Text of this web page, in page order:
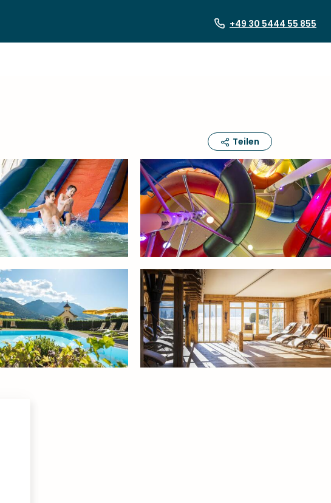
+49 30 5444 55 855
Teilen